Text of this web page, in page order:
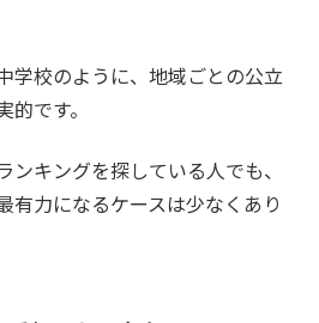
学校のように、地域ごとの公立
です。
キングを探している人でも、
有力になるケースは少なくあり